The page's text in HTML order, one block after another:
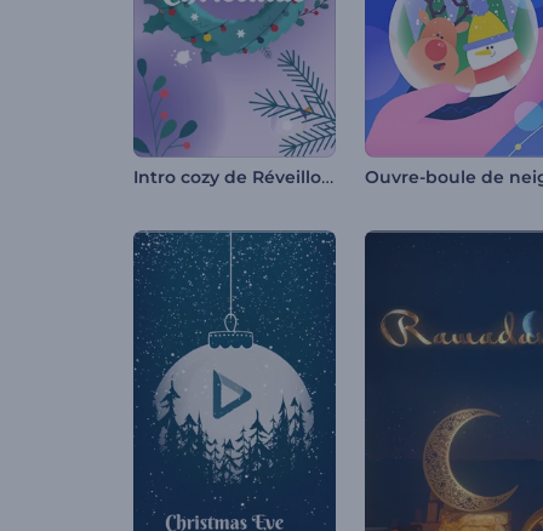
Intro cozy de Réveillon du Nouvel An